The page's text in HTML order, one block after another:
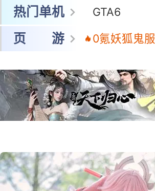
热门单机 GTA6
页 游 0氪妖狐鬼服